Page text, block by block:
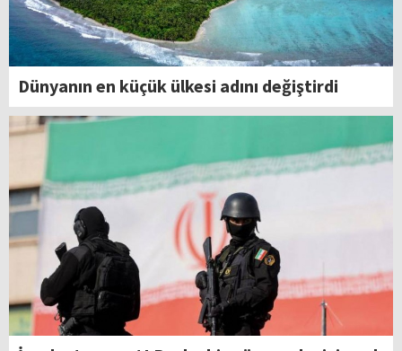
Dünyanın en küçük ülkesi adını değiştirdi